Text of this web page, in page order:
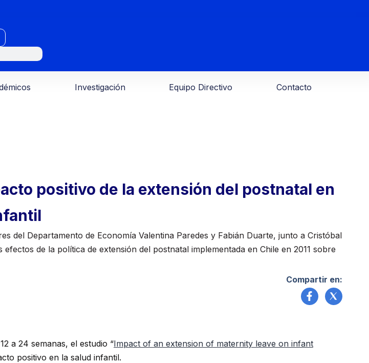
Investigación Equipo Directivo Contacto
positivo de la extensión del postnatal en
del Departamento de Economía Valentina Paredes y Fabián Duarte, junto a Cristóbal
de la política de extensión del postnatal implementada en Chile en 2011 sobre
Compartir en:
a 24 semanas, el estudio “Impact of an extension of maternity leave on infant
positivo en la salud infantil.